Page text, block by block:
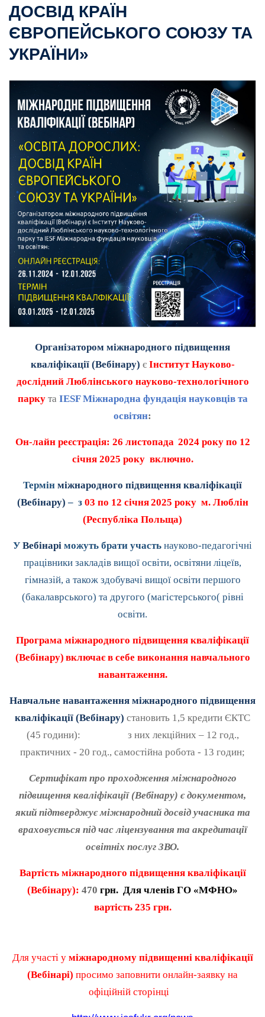
ДОСВІД КРАЇН
ЄВРОПЕЙСЬКОГО СОЮЗУ ТА
УКРАЇНИ»
Організатором міжнародного підвищення
кваліфікації (Вебінару) є Інститут Науково-
дослідний Люблінського науково-технологічного
паркута IESF Міжнародна фундація науковців та
освітян:
Он-лайн реєстрація: 26 листопада 2024 року по 12
січня 2025 року включно.
Термін міжнародного підвищення кваліфікації
(Вебінару)– з 03 по 12 січня2025 року м. Люблін
(Республіка Польща)
У Вебінарі можуть брати участь науково-педагогічні
працівники закладів вищої освіти, освітяни ліцеїв,
гімназій, а також здобувачі вищої освіти першого
(бакалаврського) та другого (магістерського( рівні
освіти.
Програма міжнародного підвищення кваліфікації
(Вебінару) включає в себе виконання навчального
навантаження.
Навчальне навантаження міжнародного підвищення
кваліфікації (Вебінару) становить 1,5 кредити ЄКТС
(45 години): з них лекційних – 12 год.,
практичних - 20 год., самостійна робота - 13 годин;
Сертифікат про проходження міжнародного
підвищення кваліфікації (Вебінару) є документом,
який підтверджує міжнародний досвід учасника та
враховується під час ліцензування та акредитації
освітніх послуг ЗВО.
Вартість міжнародного підвищення кваліфікації
(Вебінару): 470 грн. Для членів ГО «МФНО»
вартість 235 грн.
Для участі у міжнародному підвищенні кваліфікації
(Вебінарі) просимо заповнити онлайн-заявку на
офіційній сторінці